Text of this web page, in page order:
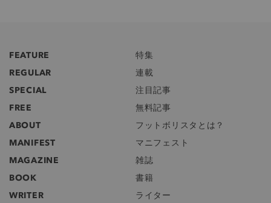
FEATURE
特集
REGULAR
連載
SPECIAL
注目記事
FREE
無料記事
ABOUT
フットボリスタとは？
MANIFEST
マニフェスト
MAGAZINE
雑誌
BOOK
書籍
WRITER
ライター